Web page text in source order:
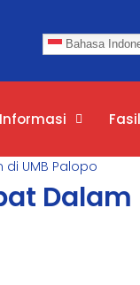
Bahasa
Informasi
di UMB Palopo